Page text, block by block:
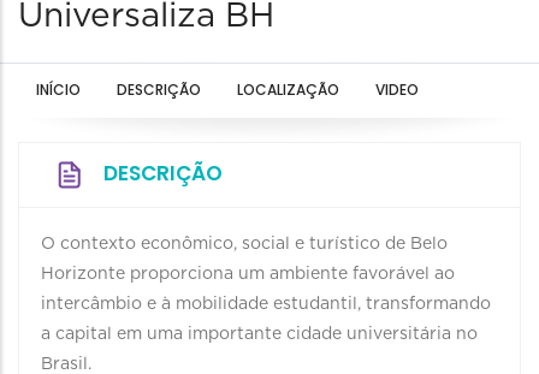
Universaliza BH
INÍCIO DESCRIÇÃO LOCALIZAÇÃO VIDEO
DESCRIÇÃO
O contexto econômico, social e turístico de Belo
Horizonte proporciona um ambiente favorável ao
intercâmbio e à mobilidade estudantil, transformando
a capital em uma importante cidade universitária no
Brasil.